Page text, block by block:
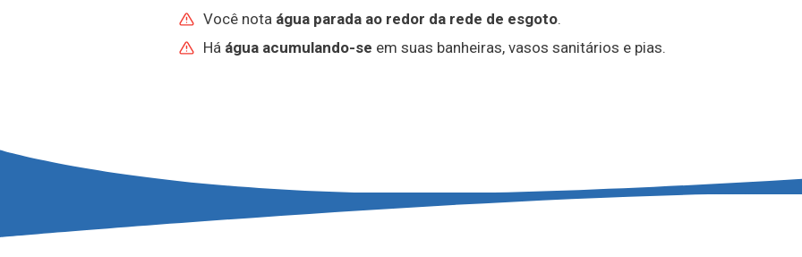
Você nota água parada ao redor da rede de esgoto.
Há água acumulando-se em suas banheiras, vasos sanitários e pias.